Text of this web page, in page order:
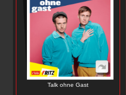
Talk ohne Gast